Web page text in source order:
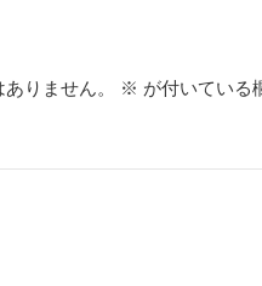
りません。 ※ が付いている